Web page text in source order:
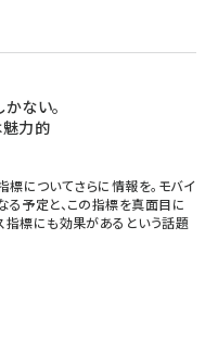
ない。
魅力的
標についてさらに情報を。モバイ
予定と、この指標を真面目に
指標にも効果があるという話題